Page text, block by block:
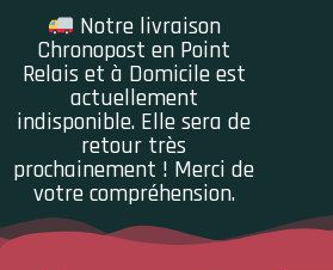
Notre livraison
Chronopost en Point
Relais et à Domicile est
actuellement
indisponible. Elle sera de
retour très
prochainement ! Merci de
votre compréhension.